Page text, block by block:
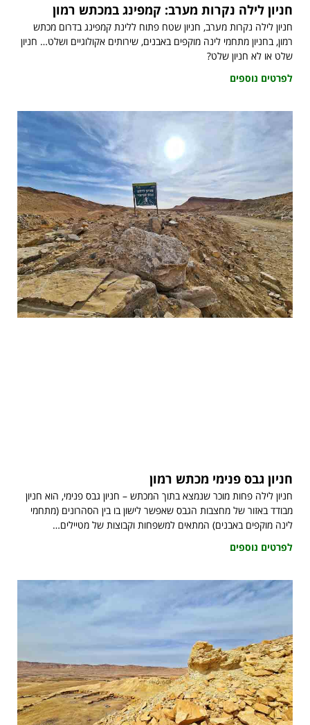
חניון לילה נקרות מערב: קמפינג במכתש רמון
חניון לילה נקרות מערב, חניון שטח פתוח ללינת קמפינג בדרום מכתש
רמון, בחניון מתחמי לינה מוקפים באבנים, שירותים אקולוגיים ושלט… חניון
שלט או לא חניון שלט?
לפרטים נוספים
חניון גבס פנימי מכתש רמון
חניון לילה פחות מוכר שנמצא בתוך המכתש – חניון גבס פנימי, הוא חניון
מבודד באזור של מחצבות הגבס שאפשר לישון בו בין הסהרונים (מתחמי
לינה מוקפים באבנים) המתאים למשפחות וקבוצות של מטיילים…
לפרטים נוספים